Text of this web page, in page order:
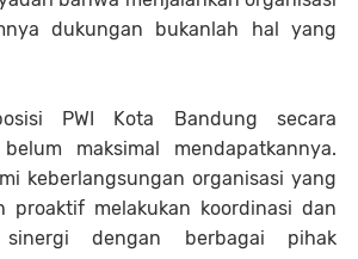
dukungan bukanlah hal yang
PWI Kota Bandung secara
maksimal mendapatkannya.
keberlangsungan organisasi yang
proaktif melakukan koordinasi dan
sinergi dengan berbagai pihak